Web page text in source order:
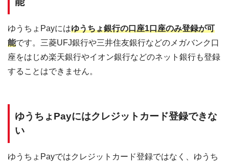
ゆうちょPayにはゆうちょ銀行の口座1口座のみ登録が可
能です。三菱UFJ銀行や三井住友銀行などのメガバンク口
座をはじめ楽天銀行やイオン銀行などのネット銀行も登録
することはできません。
ゆうちょPayにはクレジットカード登録できな
い
ゆうちょPayではクレジットカード登録ではなく、ゆうち